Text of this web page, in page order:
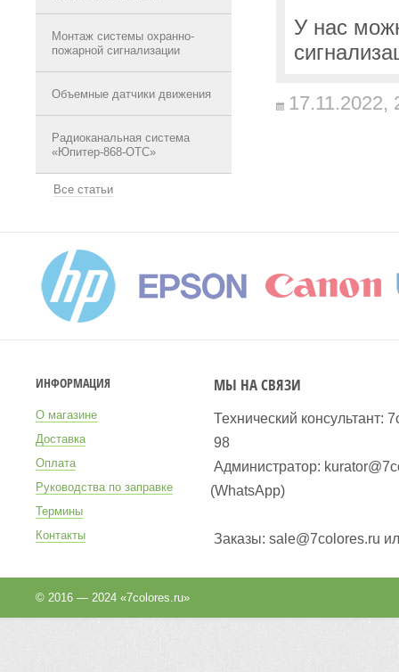
Монтаж системы охранно-
пожарной сигнализации
Объемные датчики движения
Радиоканальная система
«Юпитер-868-ОТС»
Все статьи
У нас
17.11.2022,
ИНФОРМАЦИЯ
О магазине
Доставка
Оплата
Руководства по заправке
Термины
Контакты
МЫ НА СВЯЗИ
Технический консультант:
98
Администратор:
(WhatsApp)
Заказы: sale@7colores.ru
© 2016 — 2024 «7colores.ru»